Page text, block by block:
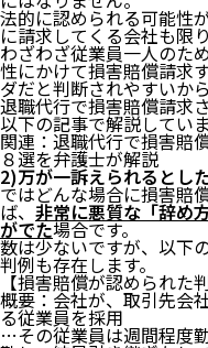
法的に認められる可能性
に請求してくる会社も限
わざわざ従業員一人のた
性にかけて損害賠償請求
ダだと判断されやすいか
退職代行で損害賠償請求
以下の記事で解説してい
関連： 退職代行で損害賠
８選を弁護士が解説
2)万が一訴えられるとし
ではどんな場合に損害賠
ば、 非常に悪質な「辞め
がでた場合です。
数は少ないですが、以下
判例も存在します。
【損害賠償が認められた判
概要：会社が、取引先会
る従業員を採用
…その従業員は週間程度
1.退職代行に関して
こと」を整理して
2.【まず安心】退
法じゃない！
3.弁護士資格のない
になる
1)例外的に労働
いという解釈も
2)弁護士や労働組
じゃない？
3)非弁業者の退